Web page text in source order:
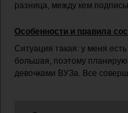
разница, между кем
Особенности и правила
Ситуация такая: у меня
большая, поэтому
девочками ВУЗа. Все